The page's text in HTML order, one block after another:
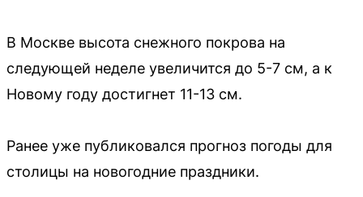
В Москве высота снежного покрова на
следующей неделе увеличится до 5-7 см, а к
Новому году достигнет 11-13 см.
Ранее уже публиковался прогноз погоды для
столицы на новогодние праздники.